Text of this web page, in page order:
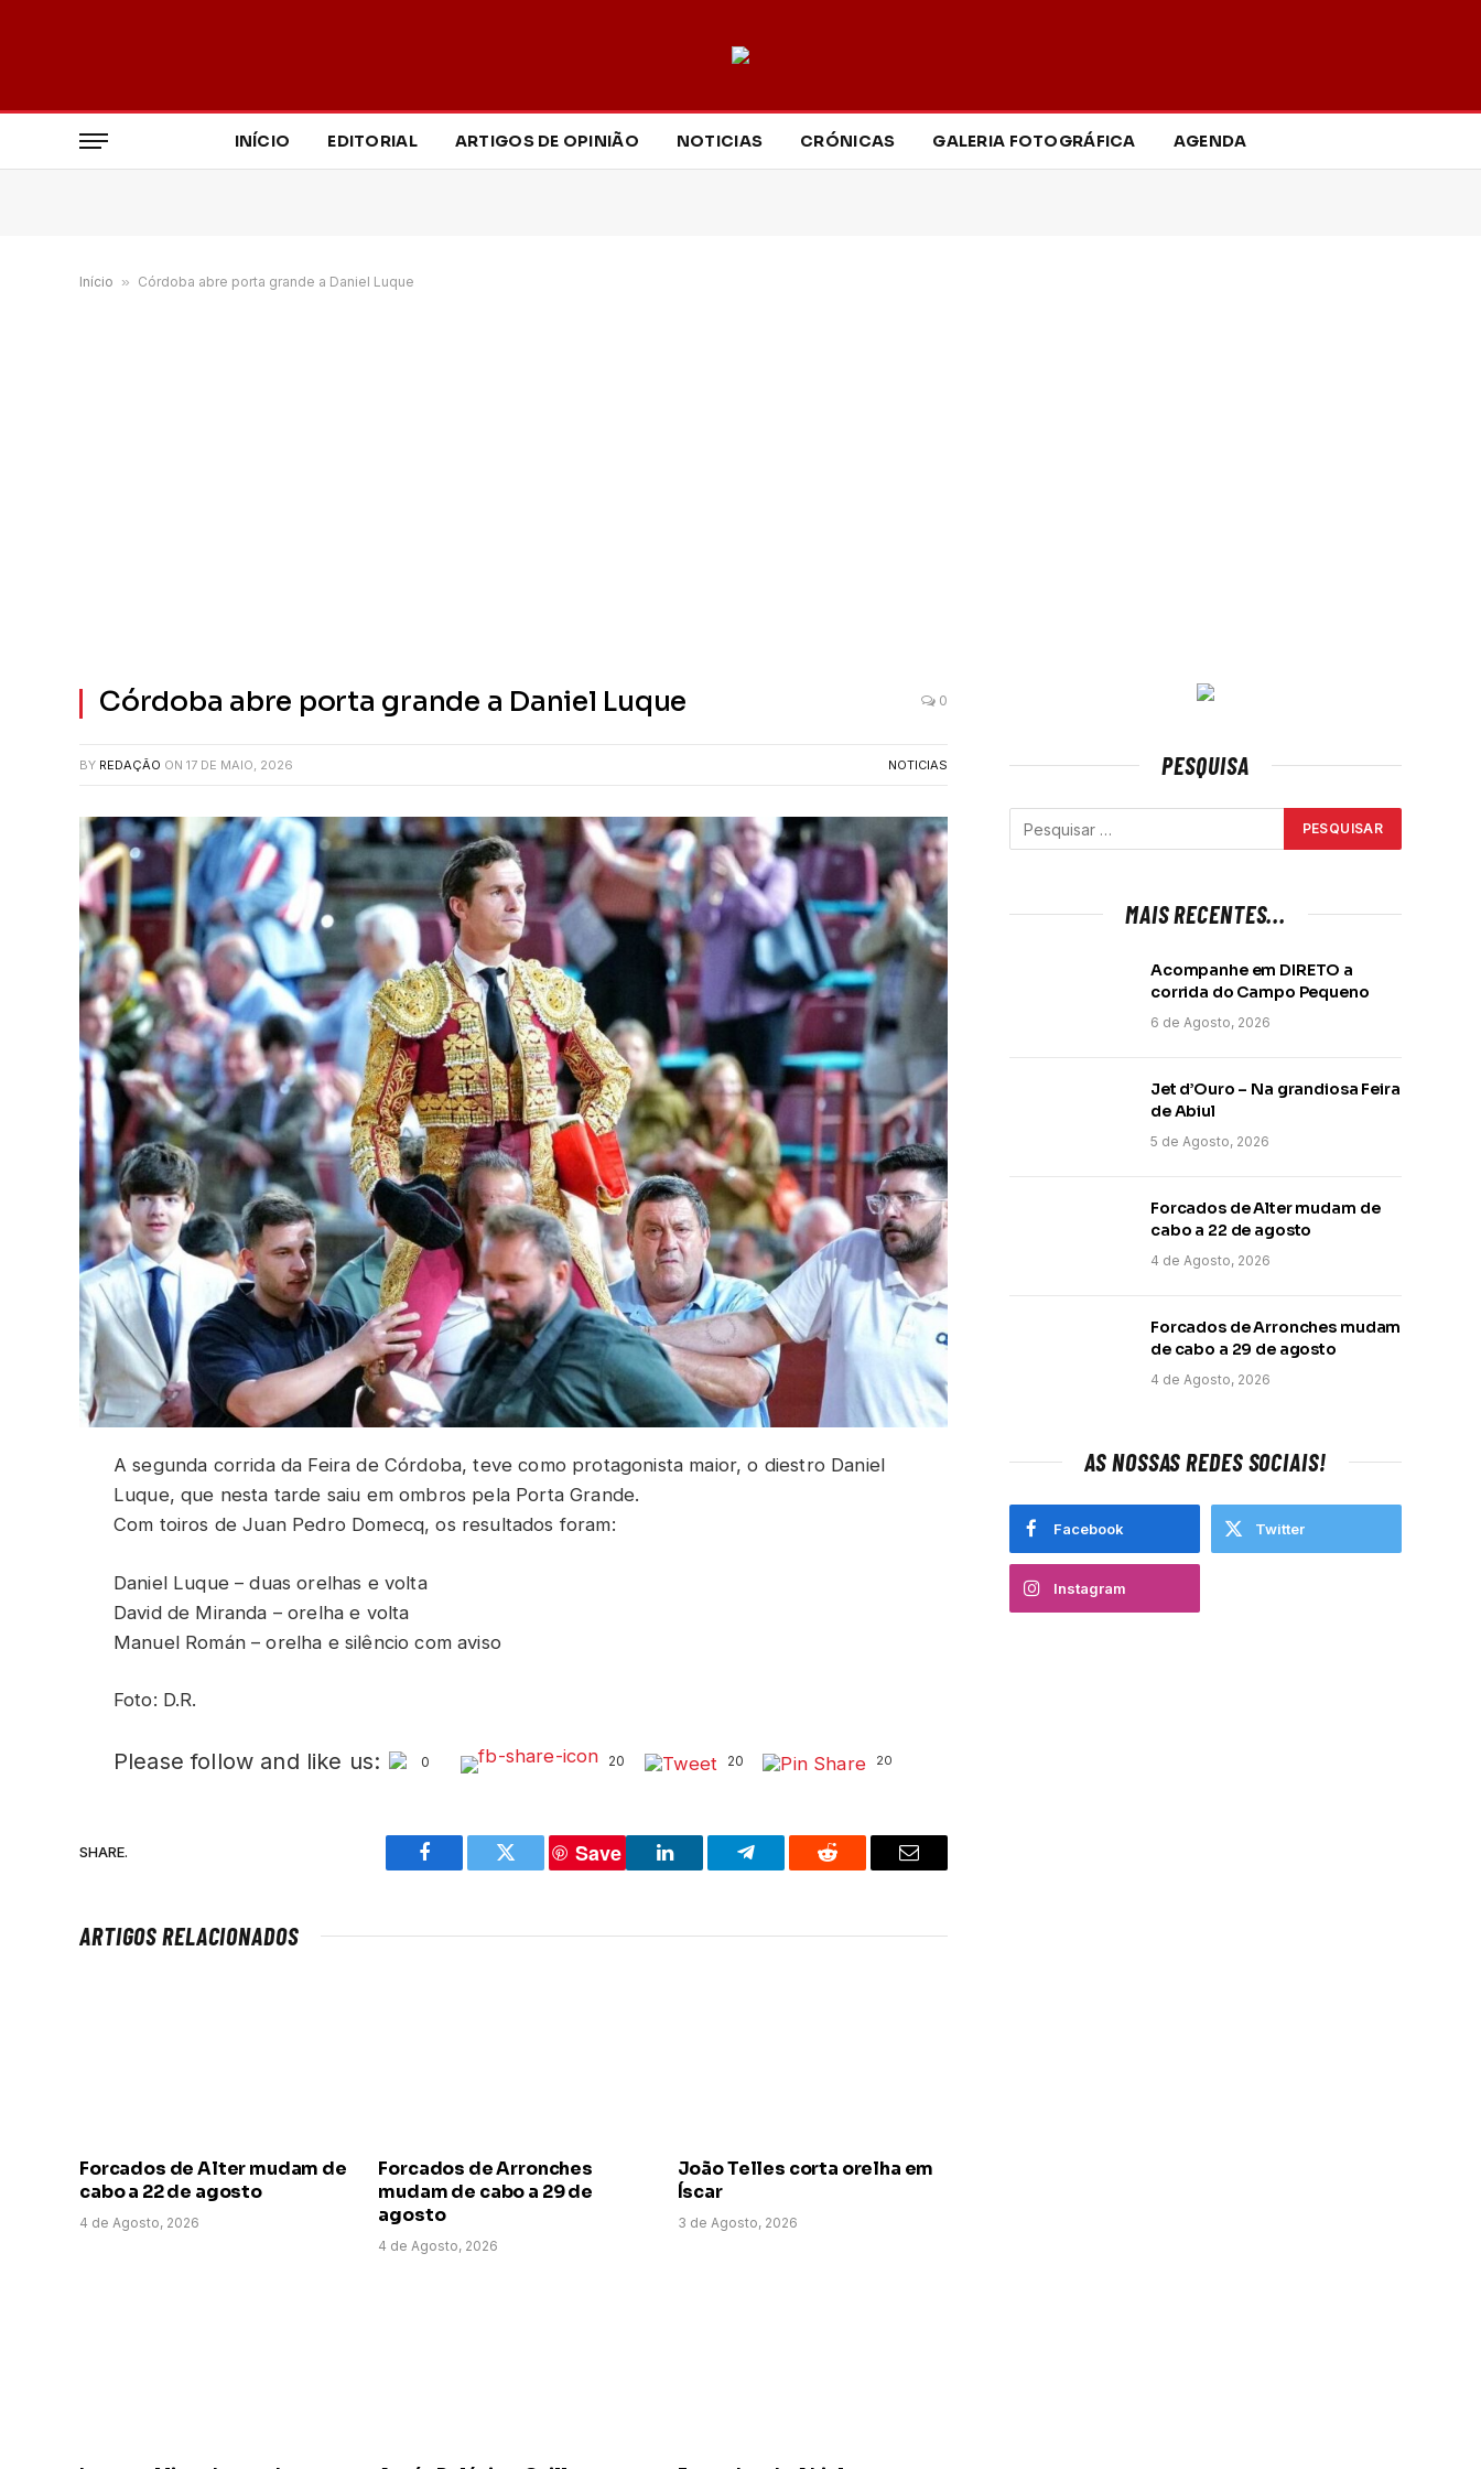
INÍCIO EDITORIAL ARTIGOS DE OPINIÃO NOTICIAS CRÓNICAS GALERIA FOTOGRÁFICA AGENDA
Início » Córdoba abre porta grande a Daniel Luque
Córdoba abre porta grande a Daniel Luque 0
BY REDAÇÃO ON 17 DE MAIO, 2026 NOTICIAS
A segunda corrida da Feira de Córdoba, teve como protagonista maior, o diestro Daniel
Luque, que nesta tarde saiu em ombros pela Porta Grande.
Com toiros de Juan Pedro Domecq, os resultados foram:
Daniel Luque – duas orelhas e volta
David de Miranda – orelha e volta
Manuel Román – orelha e silêncio com aviso
Foto: D.R.
Please follow and like us: 0 20 20 20
SHARE.
Facebook Twitter
Save
LinkedIn Telegram Reddit Email
ARTIGOS RELACIONADOS
Forcados de Alter mudam de
cabo a 22 de agosto
4 de Agosto, 2026
Forcados de Arronches
mudam de cabo a 29 de
agosto
4 de Agosto, 2026
João Telles corta orelha em
Íscar
3 de Agosto, 2026
PESQUISA
MAIS RECENTES...
Acompanhe em DIRETO a
corrida do Campo Pequeno
6 de Agosto, 2026
Jet d’Ouro – Na grandiosa Feira
de Abiul
5 de Agosto, 2026
Forcados de Alter mudam de
cabo a 22 de agosto
4 de Agosto, 2026
Forcados de Arronches mudam
de cabo a 29 de agosto
4 de Agosto, 2026
AS NOSSAS REDES SOCIAIS!
Facebook Twitter
Instagram